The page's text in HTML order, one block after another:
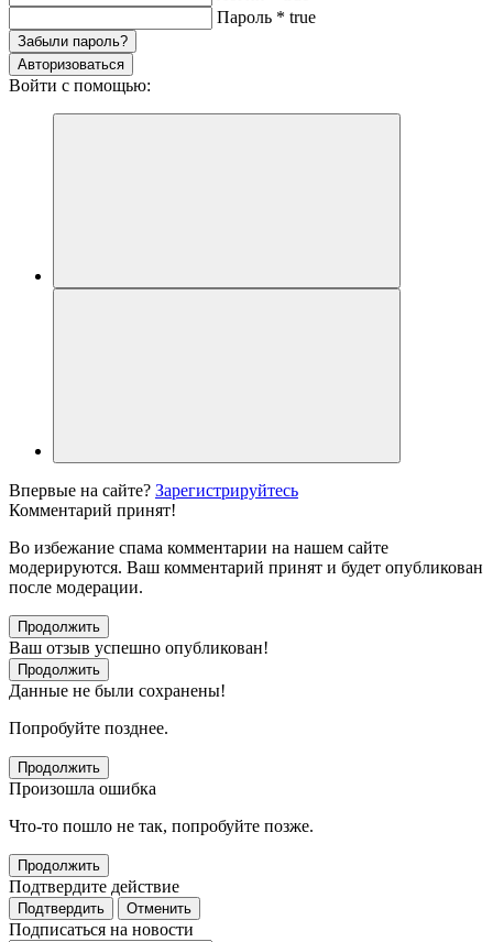
Пароль * true
Забыли пароль?
Авторизоваться
Войти с помощью:
Впервые на сайте? Зарегистрируйтесь
Комментарий принят!
Во избежание спама комментарии на нашем сайте
модерируются. Ваш комментарий принят и будет опубликован
после модерации.
Продолжить
Ваш отзыв успешно опубликован!
Продолжить
Данные не были сохранены!
Попробуйте позднее.
Продолжить
Произошла ошибка
Что-то пошло не так, попробуйте позже.
Продолжить
Подтвердите действие
Подтвердить Отменить
Подписаться на новости